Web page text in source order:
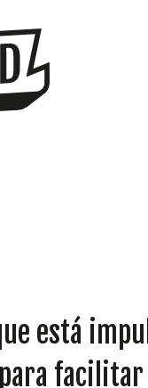
GRUPOS
está
facilitar